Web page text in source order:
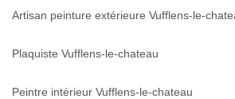
Artisan peinture extérieure Vufflens-le-
Plaquiste Vufflens-le-chateau
Peintre intérieur Vufflens-le-chateau